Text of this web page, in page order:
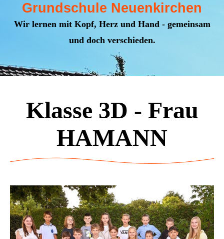
Grundschule Neuenkirchen
Wir lernen mit Kopf, Herz und Hand - gemeinsam
und doch verschieden.
Klasse 3D - Frau
HAMANN